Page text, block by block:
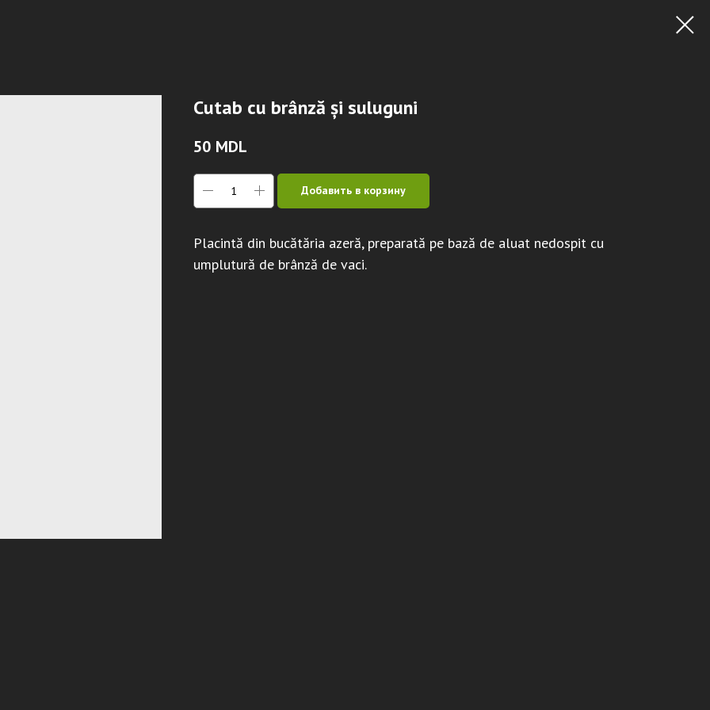
Cutab cu brânză și suluguni
50 MDL
Добавить в корзину
Placintă din bucătăria azeră, preparată pe bază de aluat nedospit cu
umplutură de brânză de vaci.